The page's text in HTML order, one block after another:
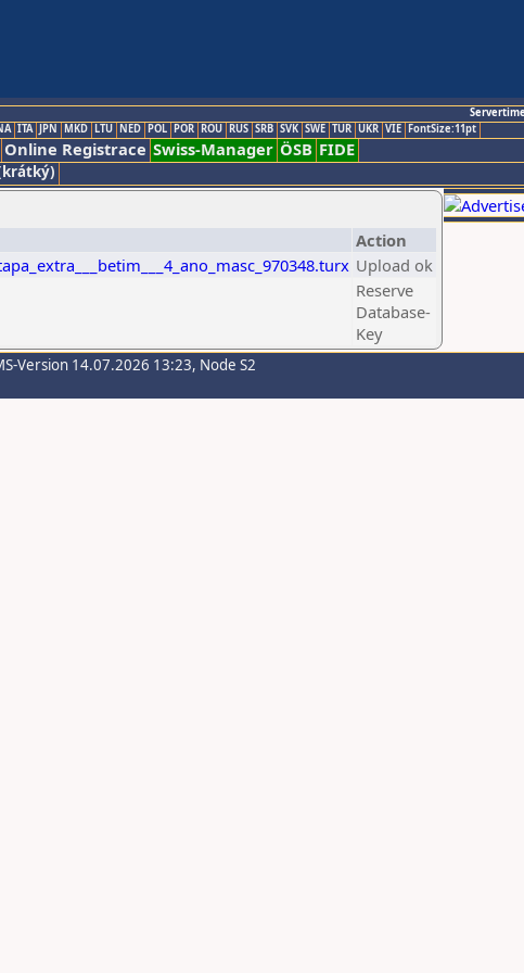
Servertime
ITA JPN MKD LTU NED POL POR ROU RUS SRB SVK SWE TUR UKR VIE FontSize:11pt
Online Registrace Swiss-Manager ÖSB FIDE
Action
Upload ok
Reserve
Database-
Key
Version 14.07.2026 13:23, Node S2